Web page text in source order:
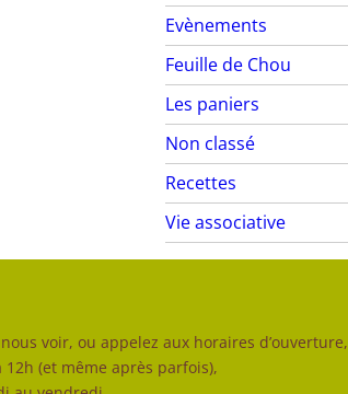
Evènements
Feuille de Chou
Les paniers
Non classé
Recettes
Vie associative
nous voir, ou appelez aux horaires d’ouverture,
12h (et même après parfois),